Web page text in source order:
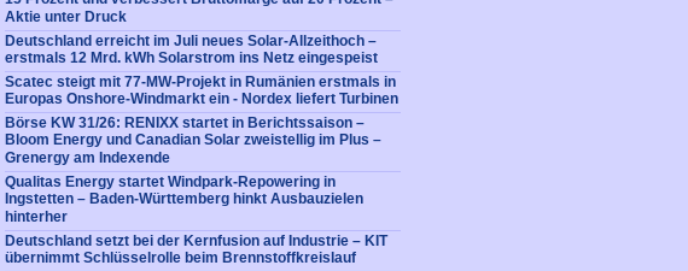
Aktie unter Druck
Deutschland erreicht im Juli neues Solar-Allzeithoch –
erstmals 12 Mrd. kWh Solarstrom ins Netz eingespeist
Scatec steigt mit 77-MW-Projekt in Rumänien erstmals in
Europas Onshore-Windmarkt ein - Nordex liefert Turbinen
Börse KW 31/26: RENIXX startet in Berichtssaison –
Bloom Energy und Canadian Solar zweistellig im Plus –
Grenergy am Indexende
Qualitas Energy startet Windpark-Repowering in
Ingstetten – Baden-Württemberg hinkt Ausbauzielen
hinterher
Deutschland setzt bei der Kernfusion auf Industrie – KIT
übernimmt Schlüsselrolle beim Brennstoffkreislauf